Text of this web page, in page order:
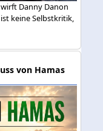
Danny Danon
keine Selbstkritik,
von Hamas